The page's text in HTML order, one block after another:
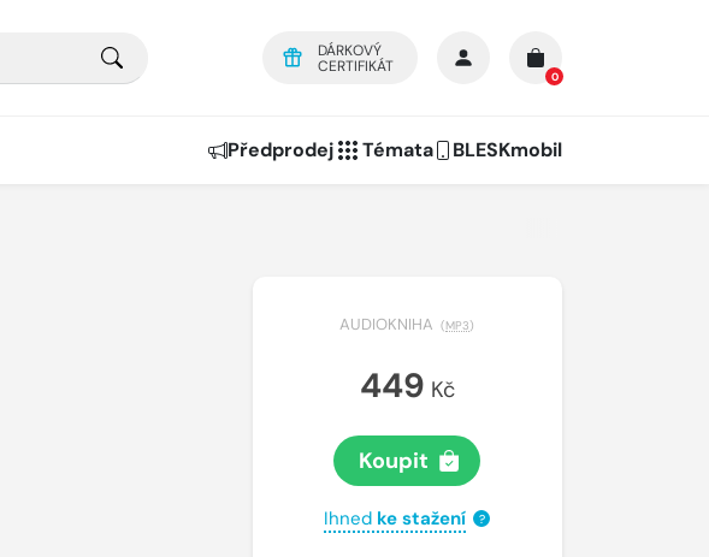
DÁRKOVÝ
CERTIFIKÁT
0
Předprodej Témata BLESKmobil
AUDIOKNIHA (MP3)
449 Kč
Koupit
Ihned ke stažení ?